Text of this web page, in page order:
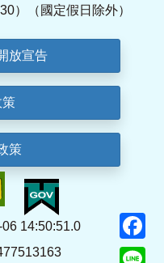
）（國定假日除外）
放宣告
策
策
14:50:51.0